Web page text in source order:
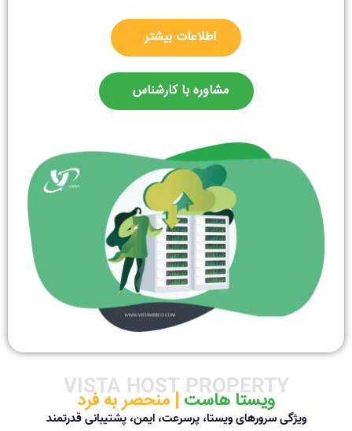
اطلاعات بیشتر
مشاوره با کارشناس
VISTA HOST PROPERTY
ویستا هاست ‌ | منحصر به فرد
ویژگی سرورهای ویستا، پرسرعت، ایمن، پشتیبانی قدرتمند